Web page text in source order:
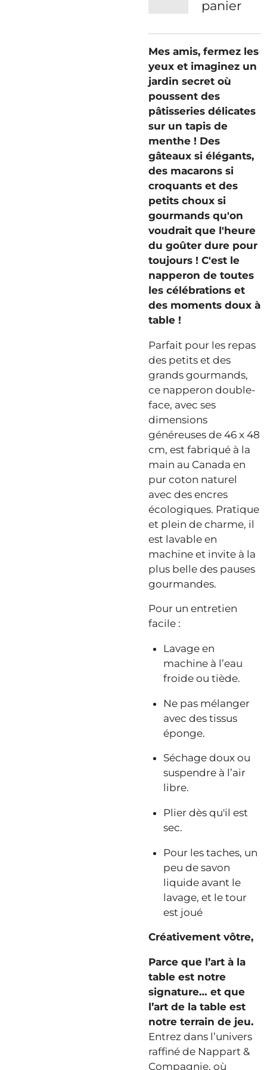
panier
Mes amis, fermez les
yeux et imaginez un
jardin secret où
poussent des
pâtisseries délicates
sur un tapis de
menthe ! Des
gâteaux si élégants,
des macarons si
croquants et des
petits choux si
gourmands qu'on
voudrait que l'heure
du goûter dure pour
toujours ! C'est le
napperon de toutes
les célébrations et
des moments doux à
table !
Parfait pour les repas
des petits et des
grands gourmands,
ce napperon double-
face, avec ses
dimensions
généreuses de 46 x 48
cm, est fabriqué à la
main au Canada en
pur coton naturel
avec des encres
écologiques. Pratique
et plein de charme, il
est lavable en
machine et invite à la
plus belle des pauses
gourmandes.
Pour un entretien
facile :
Lavage en
machine à l’eau
froide ou tiède.
Ne pas mélanger
avec des tissus
éponge.
Séchage doux ou
suspendre à l’air
libre.
Plier dès qu'il est
sec.
Pour les taches, un
peu de savon
liquide avant le
lavage, et le tour
est joué
Créativement vôtre,
Parce que l’art à la
table est notre
signature… et que
l’art de la table est
notre terrain de jeu.
Entrez dans l’univers
raffiné de Nappart &
Compagnie, où